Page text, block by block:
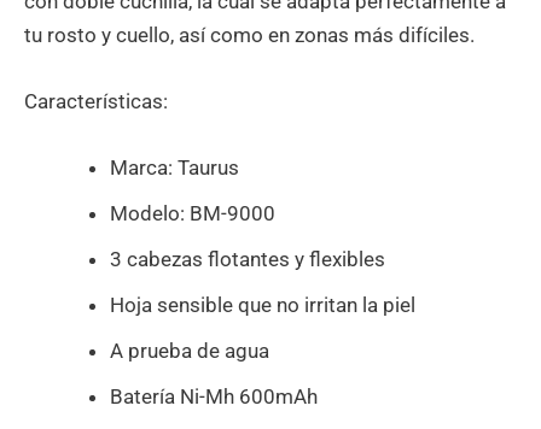
tu rosto y cuello, así como en zonas más difíciles.
Características:
Marca: Taurus
Modelo: BM-9000
3 cabezas flotantes y flexibles
Hoja sensible que no irritan la piel
A prueba de agua
Batería Ni-Mh 600mAh